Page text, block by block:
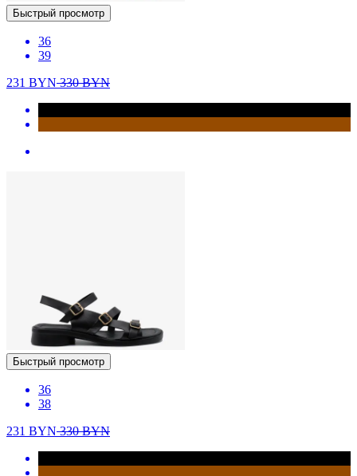
Быстрый просмотр
36
39
231 BYN330BYN
Быстрый просмотр
36
38
231 BYN330BYN